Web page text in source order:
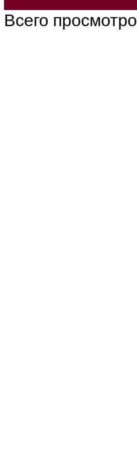
Всего